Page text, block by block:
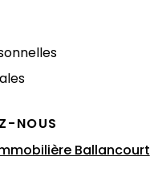
NOUS
Ballancourt